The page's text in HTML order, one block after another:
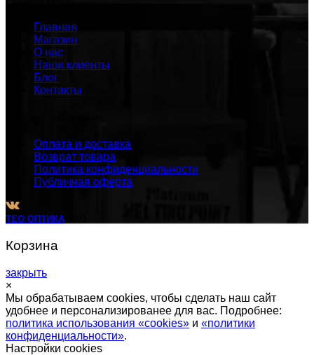
Главная
Магазин
О нас
Наши клиенты
Блог
Контакты
Оплата и доставка
Возврат товара
Политика конфиденциальности
Публичная оферта
TEO ОПТИКА
Корзина
закрыть
×
Мы обрабатываем cookies, чтобы сделать наш сайт
удобнее и персонализированее для вас. Подробнее:
политика использования «cookies» и «политики
конфиденциальности».
Настройки cookies